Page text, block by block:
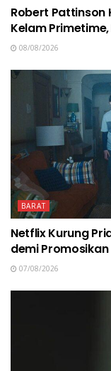
Robert Pattinson
Kelam
08/08/2026
BARAT
Netflix Kurung
demi Promosikan
07/08/2026